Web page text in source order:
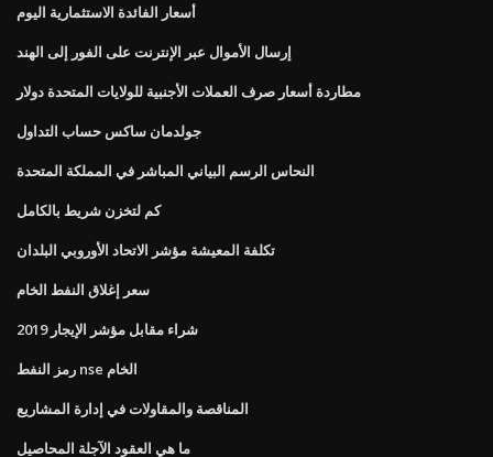
أسعار الفائدة الاستثمارية اليوم
إرسال الأموال عبر الإنترنت على الفور إلى الهند
مطاردة أسعار صرف العملات الأجنبية للولايات المتحدة دولار
جولدمان ساكس حساب التداول
النحاس الرسم البياني المباشر في المملكة المتحدة
كم لتخزن شريط بالكامل
تكلفة المعيشة مؤشر الاتحاد الأوروبي البلدان
سعر إغلاق النفط الخام
شراء مقابل مؤشر الإيجار 2019
رمز النفط nse الخام
المناقصة والمقاولات في إدارة المشاريع
ما هي العقود الآجلة المحاصيل